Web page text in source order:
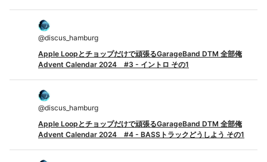
@discus_hamburg
Apple Loopとチョップだけで頑張るGarageBand DTM 全部俺
Advent Calendar 2024 #3 - イントロ その1
@discus_hamburg
Apple Loopとチョップだけで頑張るGarageBand DTM 全部俺
Advent Calendar 2024 #4 - BASSトラックどうしよう その1